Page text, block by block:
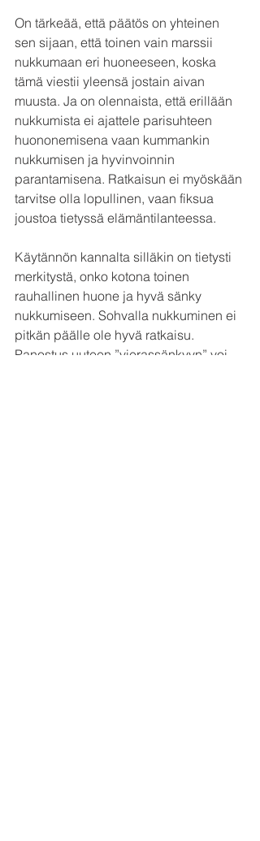
On tärkeää, että päätös on yhteinen
sen sijaan, että toinen vain marssii
nukkumaan eri huoneeseen, koska
tämä viestii yleensä jostain aivan
muusta. Ja on olennaista, että erillään
nukkumista ei ajattele parisuhteen
huononemisena vaan kummankin
nukkumisen ja hyvinvoinnin
parantamisena. Ratkaisun ei myöskään
tarvitse olla lopullinen, vaan fiksua
joustoa tietyssä elämäntilanteessa.
Käytännön kannalta silläkin on tietysti
merkitystä, onko kotona toinen
rauhallinen huone ja hyvä sänky
nukkumiseen. Sohvalla nukkuminen ei
pitkän päälle ole hyvä ratkaisu.
Panostus uuteen ”vierassänkyyn” voi